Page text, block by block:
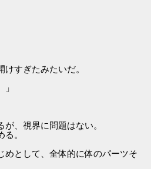
すぎたみたいだ。
、視界に問題はない。
。
めとして、全体的に体のパーツそ